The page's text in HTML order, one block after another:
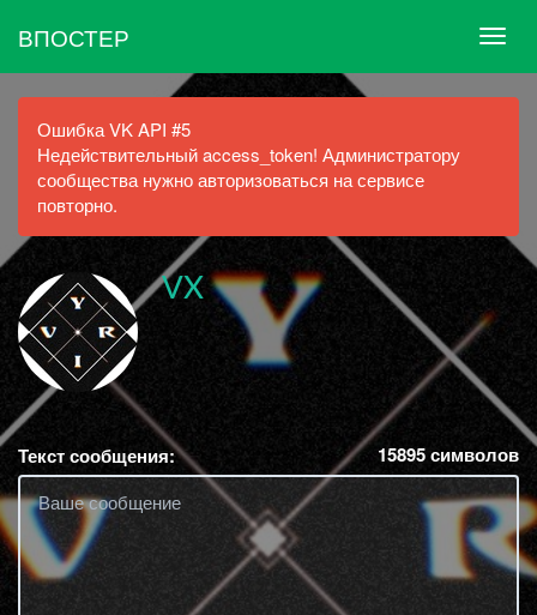
ВПОСТЕР
Ошибка VK API #5
Недействительный access_token! Администратору
сообщества нужно авторизоваться на сервисе
повторно.
VX
Текст сообщения: 15895символов